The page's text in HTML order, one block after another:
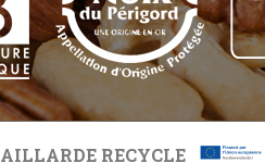
RECYCLE